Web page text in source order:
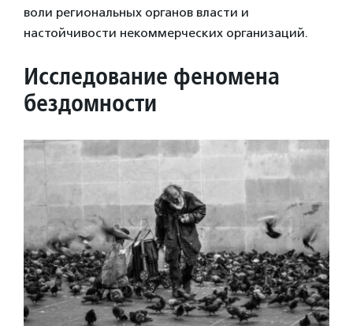
воли региональных органов власти и
настойчивости некоммерческих организаций.
Исследование феномена
бездомности